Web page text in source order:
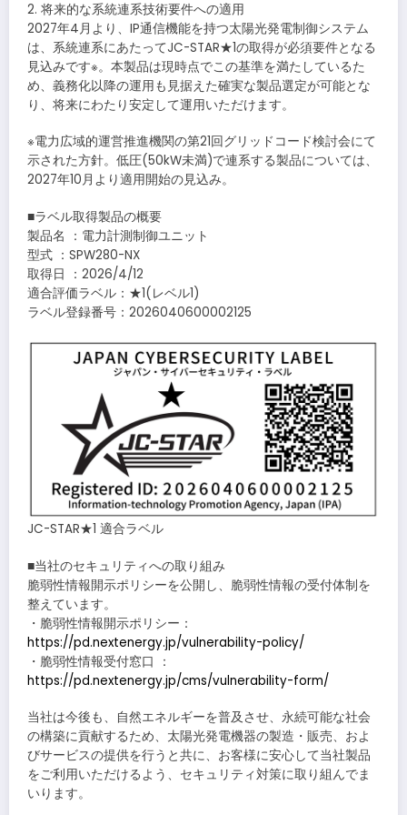
2. 将来的な系統連系技術要件への適用
2027年4月より、IP通信機能を持つ太陽光発電制御システム
は、系統連系にあたってJC-STAR★1の取得が必須要件となる
見込みです※。本製品は現時点でこの基準を満たしているた
め、義務化以降の運用も見据えた確実な製品選定が可能とな
り、将来にわたり安定して運用いただけます。
※電力広域的運営推進機関の第21回グリッドコード検討会にて
示された方針。低圧(50kW未満)で連系する製品については、
2027年10月より適用開始の見込み。
■ラベル取得製品の概要
製品名 ：電力計測制御ユニット
型式 ：SPW280-NX
取得日 ：2026/4/12
適合評価ラベル：★1(レベル1)
ラベル登録番号：2026040600002125
JC-STAR★1 適合ラベル
■当社のセキュリティへの取り組み
脆弱性情報開示ポリシーを公開し、脆弱性情報の受付体制を
整えています。
・脆弱性情報開示ポリシー：
https://pd.nextenergy.jp/vulnerability-policy/
・脆弱性情報受付窓口 ：
https://pd.nextenergy.jp/cms/vulnerability-form/
当社は今後も、自然エネルギーを普及させ、永続可能な社会
の構築に貢献するため、太陽光発電機器の製造・販売、およ
びサービスの提供を行うと共に、お客様に安心して当社製品
をご利用いただけるよう、セキュリティ対策に取り組んでま
いります。